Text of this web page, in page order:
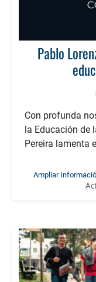
Pablo
Con profunda
la Educación de
Pereira lamenta
Ampliar